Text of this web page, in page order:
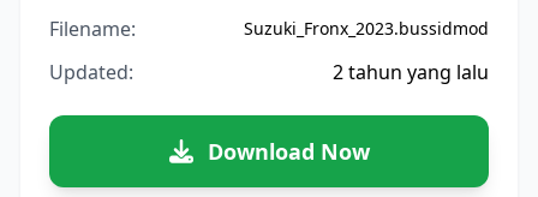
Filename:
Suzuki_Fronx_2023.bussidmod
Updated: 2 tahun yang lalu
Download Now